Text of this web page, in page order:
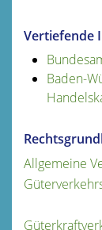
Vertiefende
Baden-
Allgemeine